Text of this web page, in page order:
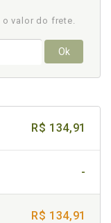
o valor do frete.
Ok
R$ 134,91
-
R$ 134,91